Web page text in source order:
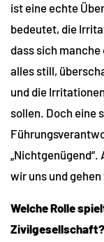
ist eine echte
bedeutet, die
dass sich manche
alles still,
und die
sollen. Doch eine
wir uns und gehen
Welche Rolle
Zivilgesellschaft?